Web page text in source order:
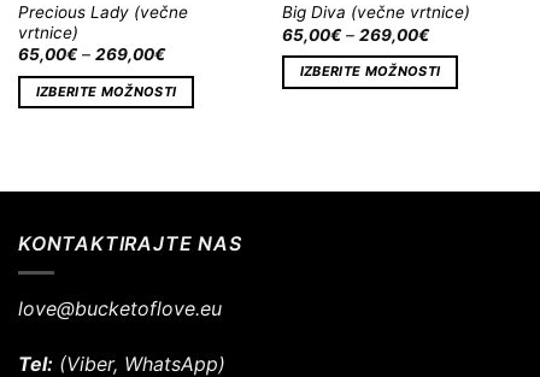
Precious Lady (večne
vrtnice)
65,00€– 269,00€
IZBERITE MOŽNOSTI
Big Diva (večne vrtnice)
65,00€– 269,00€
IZBERITE MOŽNOSTI
KONTAKTIRAJTE NAS
love@bucketoflove.eu
Tel: (Viber, WhatsApp)